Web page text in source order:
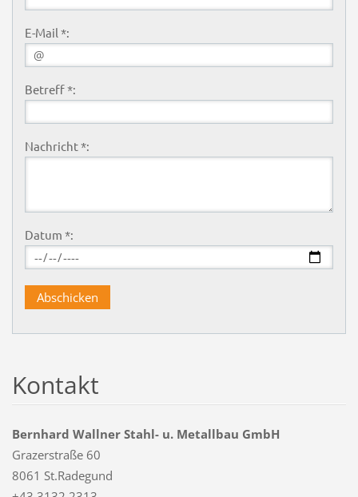
E-Mail *:
Betreff *:
Nachricht *:
Datum *:
Kontakt
Bernhard Wallner Stahl- u. Metallbau GmbH
Grazerstraße 60
8061 St.Radegund